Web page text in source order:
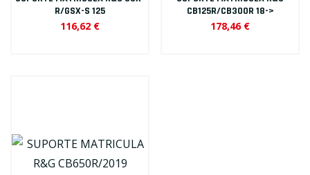
R/GSX-S 125
116,62 €
CB125R/CB300R 18->
178,46 €